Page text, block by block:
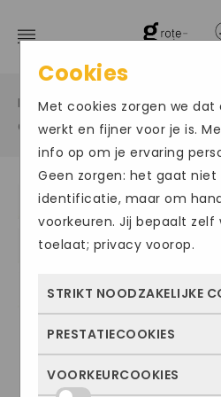
Home / Grote maten
Grote maat zaalschoenen /
Cookies
Met cookies zorgen we dat
werkt en fijner voor je is.
info op om je ervaring
Geen zorgen: het gaat
identificatie, maar om
voorkeuren. Jij bepaalt zelf
toelaat; privacy voorop.
STRIKT NOODZAKELIJKE
Deze cookies zorgen
kunnen niet worden
PRESTATIECOOKIES
Met deze cookies zien
VOORKEURCOOKIES